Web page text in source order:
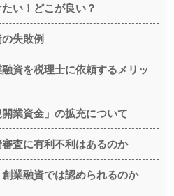
い！どこが良い？
失敗例
資を税理士に依頼するメリッ
業資金」の拡充について
査に有利不利はあるのか
業融資では認められるのか